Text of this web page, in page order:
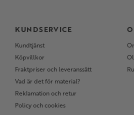
KUNDSERVICE
Kundtjänst
Köpvillkor
Fraktpriser och leveranssätt
Vad är det för material?
Reklamation och retur
Policy och cookies